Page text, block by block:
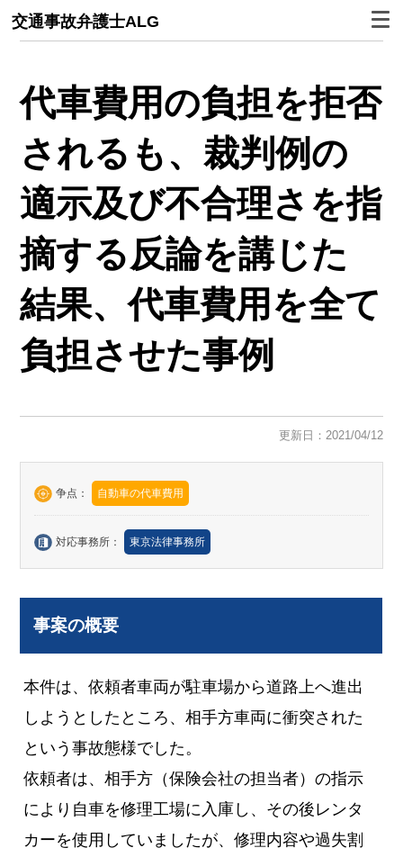
交通事故弁護士ALG
代車費用の負担を拒否
されるも、裁判例の
適示及び不合理さを指
摘する反論を講じた
結果、代車費用を全て
負担させた事例
更新日：2021/04/12
争点： 自動車の代車費用
対応事務所： 東京法律事務所
事案の概要
本件は、依頼者車両が駐車場から道路上へ進出
しようとしたところ、相手方車両に衝突された
という事故態様でした。
依頼者は、相手方（保険会社の担当者）の指示
により自車を修理工場に入庫し、その後レンタ
カーを使用していましたが、修理内容や過失割